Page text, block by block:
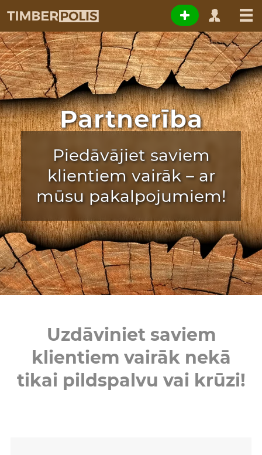
Partnerība
Piedāvājiet saviem
klientiem vairāk – ar
mūsu pakalpojumiem!
Uzdāviniet saviem
klientiem vairāk nekā
tikai pildspalvu vai krūzi!